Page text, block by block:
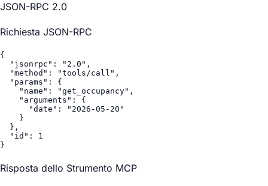
JSON-RPC 2.0
Richiesta JSON-RPC
{
  "jsonrpc": "2.0",
  "method": "tools/call",
  "params": {
    "name": "get_occupancy",
    "arguments": {
      "date": "2026-05-20"
    }
  },
  "id": 1
}
Risposta dello Strumento MCP